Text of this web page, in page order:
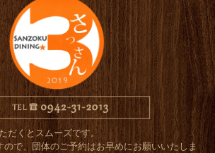
だくとスムーズです。
で、団体のご予約はお早めにお願いいたしま